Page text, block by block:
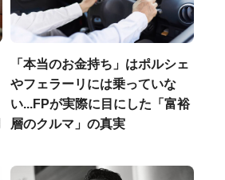
「本当のお金持ち」はポルシェ
やフェラーリには乗っていな
い...FPが実際に目にした「富裕
層のクルマ」の真実